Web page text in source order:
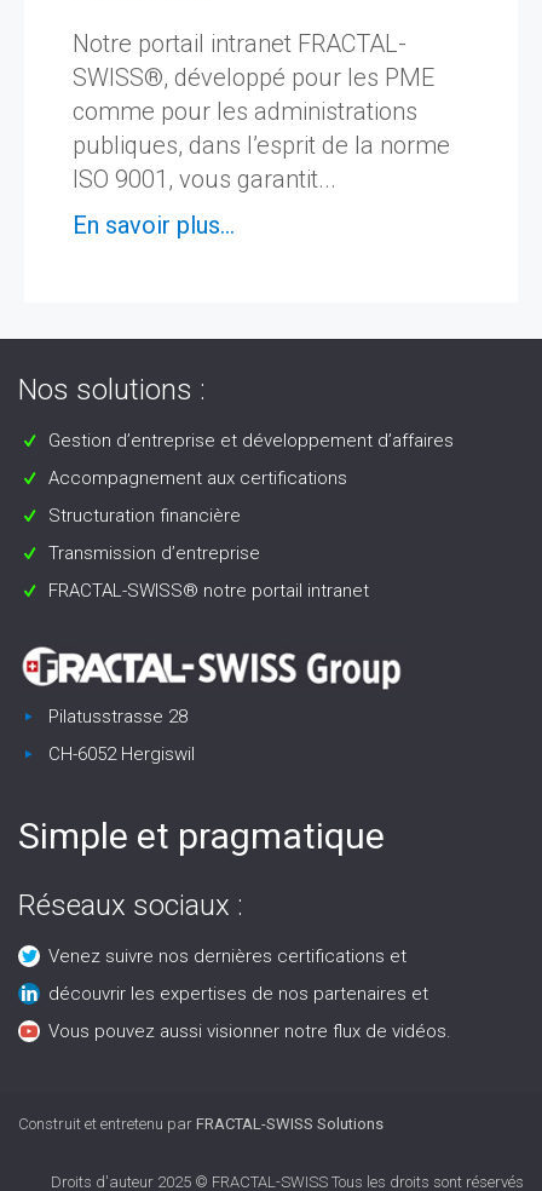
Notre portail intranet FRACTAL-
SWISS®, développé pour les PME
comme pour les administrations
publiques, dans l’esprit de la norme
ISO 9001, vous garantit...
En savoir plus...
Nos solutions :
Gestion d’entreprise et développement d’affaires
Accompagnement aux certifications
Structuration financière
Transmission d’entreprise
FRACTAL-SWISS® notre portail intranet
Pilatusstrasse 28
CH-6052 Hergiswil
Simple et pragmatique
Réseaux sociaux :
Venez suivre nos dernières certifications et
découvrir les expertises de nos partenaires et
Vous pouvez aussi visionner notre flux de vidéos.
Construit et entretenu par FRACTAL-SWISS Solutions
Droits d'auteur 2025 © FRACTAL-SWISS Tous les droits sont réservés